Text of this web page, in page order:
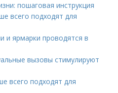
пошаговая инструкция
всего подходят для
и ярмарки проводятся в
вызовы стимулируют
всего подходят для